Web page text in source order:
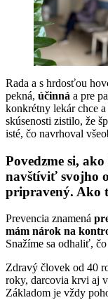
Rada a s hrdosťou
pekná, účinná a pre
konkrétny lekár chce
skúsenosti zistilo, že
isté, čo navrhoval
Povedzme si,
navštíviť svojho
pripravený. Ako
Prevencia znamená
mám nárok na
Snažíme sa odhaliť,
Zdravý človek od 40
roky, darcovia krvi aj
Základom je vždy